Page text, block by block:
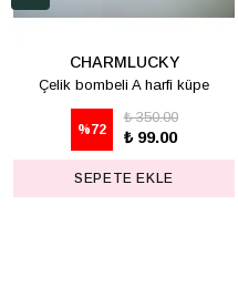
CHARMLUCKY
Çelik bombeli A harfi küpe
%72
₺ 350.00
₺ 99.00
SEPETE EKLE